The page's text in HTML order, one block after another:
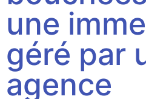
une
géré par
agence